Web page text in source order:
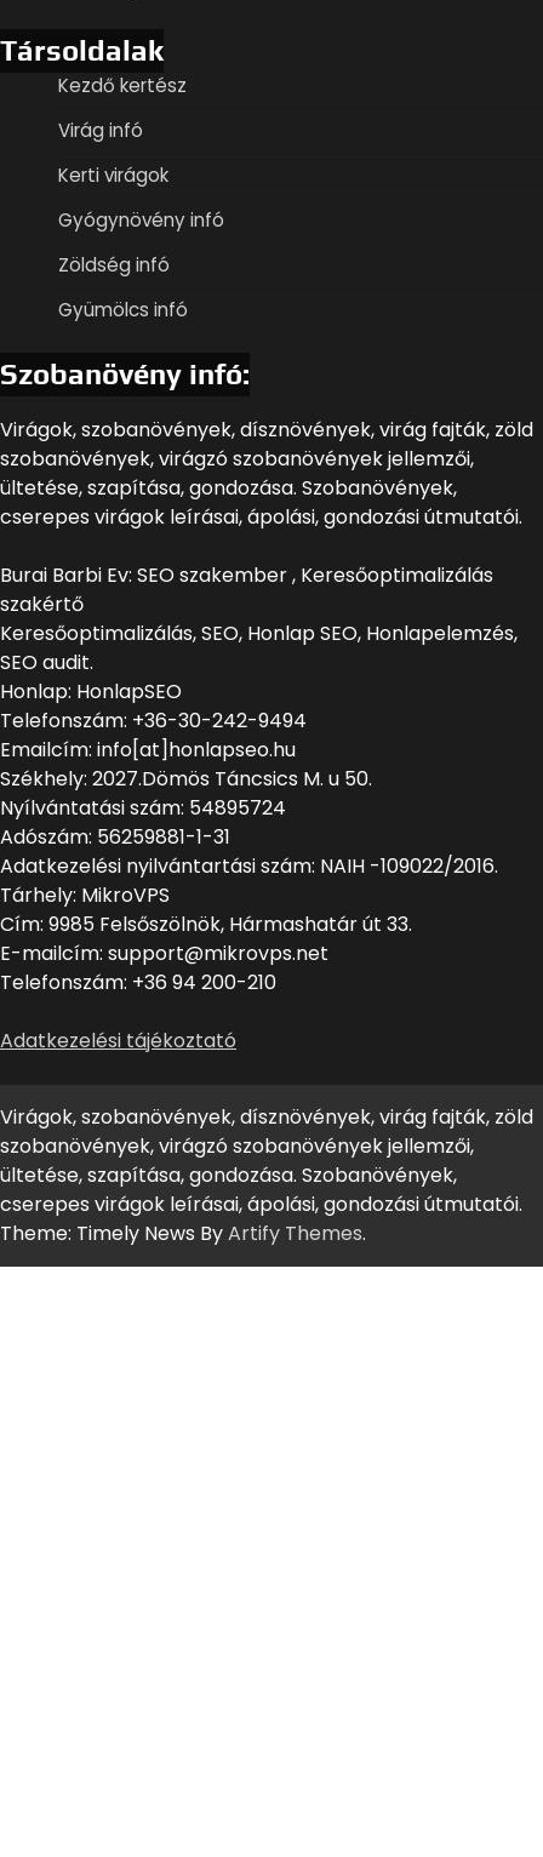
Társoldalak
Kezdő kertész
Virág infó
Kerti virágok
Gyógynövény infó
Zöldség infó
Gyümölcs infó
Szobanövény infó:
Virágok, szobanövények, dísznövények, virág fajták, zöld
szobanövények, virágzó szobanövények jellemzői,
ültetése, szapítása, gondozása. Szobanövények,
cserepes virágok leírásai, ápolási, gondozási útmutatói.
Burai Barbi Ev: SEO szakember , Keresőoptimalizálás
szakértő
Keresőoptimalizálás, SEO, Honlap SEO, Honlapelemzés,
SEO audit.
Honlap: HonlapSEO
Telefonszám: +36-30-242-9494
Emailcím: info[at]honlapseo.hu
Székhely: 2027.Dömös Táncsics M. u 50.
Nyílvántatási szám: 54895724
Adószám: 56259881-1-31
Adatkezelési nyilvántartási szám: NAIH -109022/2016.
Tárhely: MikroVPS
Cím: 9985 Felsőszölnök, Hármashatár út 33.
E-mailcím: support@mikrovps.net
Telefonszám: +36 94 200-210
Adatkezelési tájékoztató
Virágok, szobanövények, dísznövények, virág fajták, zöld
szobanövények, virágzó szobanövények jellemzői,
ültetése, szapítása, gondozása. Szobanövények,
cserepes virágok leírásai, ápolási, gondozási útmutatói.
Theme: Timely News ByArtify Themes.